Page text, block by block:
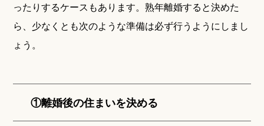
ったりするケースもあります。熟年離婚すると決めた
ら、少なくとも次のような準備は必ず行うようにしまし
ょう。
①離婚後の住まいを決める